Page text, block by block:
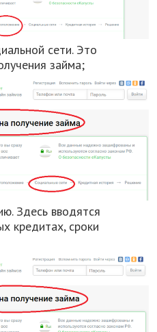
сети. Это
займа;
Здесь вводятся
кредитах, сроки